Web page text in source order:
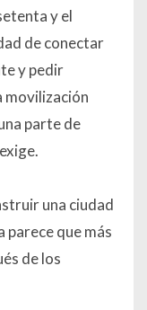
y el
de conectar
y pedir
movilización
parte de
una ciudad
que más
de los